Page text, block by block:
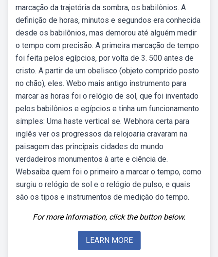
marcação da trajetória da sombra, os babilônios. A
definição de horas, minutos e segundos era conhecida
desde os babilônios, mas demorou até alguém medir
o tempo com precisão. A primeira marcação de tempo
foi feita pelos egípcios, por volta de 3. 500 antes de
cristo. A partir de um obelisco (objeto comprido posto
no chão), eles. Webo mais antigo instrumento para
marcar as horas foi o relógio de sol, que foi inventado
pelos babilônios e egípcios e tinha um funcionamento
simples: Uma haste vertical se. Webhora certa para
inglês ver os progressos da relojoaria cravaram na
paisagem das principais cidades do mundo
verdadeiros monumentos à arte e ciência de.
Websaiba quem foi o primeiro a marcar o tempo, como
surgiu o relógio de sol e o relógio de pulso, e quais
são os tipos e instrumentos de medição do tempo.
For more information, click the button below.
LEARN MORE